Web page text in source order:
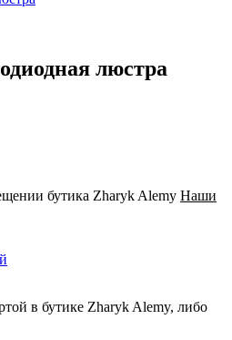
люстра
бутика Zharyk Alemy Наши
в бутике Zharyk Alemy, либо